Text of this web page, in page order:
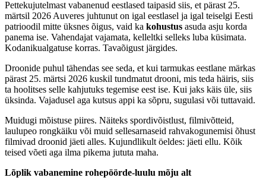
Pettekujutelmast vabanenud eestlased taipasid siis, et pärast 25.
märtsil 2026 Auveres juhtunut on igal eestlasel ja igal teiselgi Eesti
patrioodil mitte üksnes õigus, vaid ka kohustus asuda asju korda
panema ise. Vahendajat vajamata, kelleltki selleks luba küsimata.
Kodanikualgatuse korras. Tavaõigust järgides.
Droonide puhul tähendas see seda, et kui tarmukas eestlane märkas
pärast 25. märtsi 2026 kuskil tundmatut drooni, mis teda häiris, siis
ta hoolitses selle kahjutuks tegemise eest ise. Kui jaks käis üle, siis
üksinda. Vajadusel aga kutsus appi ka sõpru, sugulasi või tuttavaid.
Muidugi mõistuse piires. Näiteks spordivõistlust, filmivõtteid,
laulupeo rongkäiku või muid sellesarnaseid rahvakogunemisi õhust
filmivad droonid jäeti alles. Kujundlikult öeldes: jäeti ellu. Kõik
teised võeti aga ilma pikema jututa maha.
Lõplik vabanemine rohepöörde-luulu mõju alt